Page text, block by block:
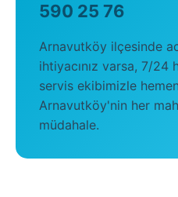
590 25 76
Arnavutköy ilçesinde
ihtiyacınız varsa, 7/24
servis ekibimizle
Arnavutköy'nin her
müdahale.